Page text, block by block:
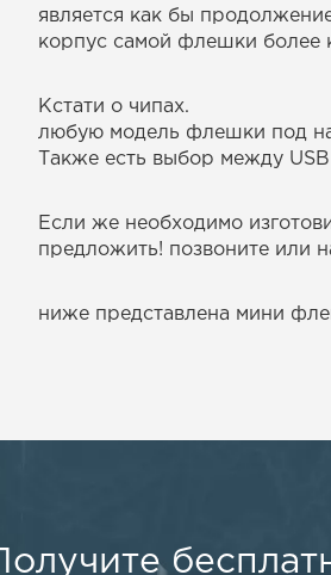
является как бы
корпус самой флешки более
Кстати о чипах.
любую модель флешки под
Также есть выбор между
Если же необходимо
предложить! позвоните или
ниже представлена мини
Получите